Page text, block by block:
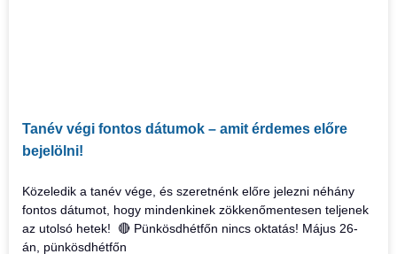
Tanév végi fontos dátumok – amit érdemes előre
bejelölni!
Közeledik a tanév vége, és szeretnénk előre jelezni néhány
fontos dátumot, hogy mindenkinek zökkenőmentesen teljenek
az utolsó hetek! 🔴 Pünkösdhétfőn nincs oktatás! Május 26-
án, pünkösdhétfőn